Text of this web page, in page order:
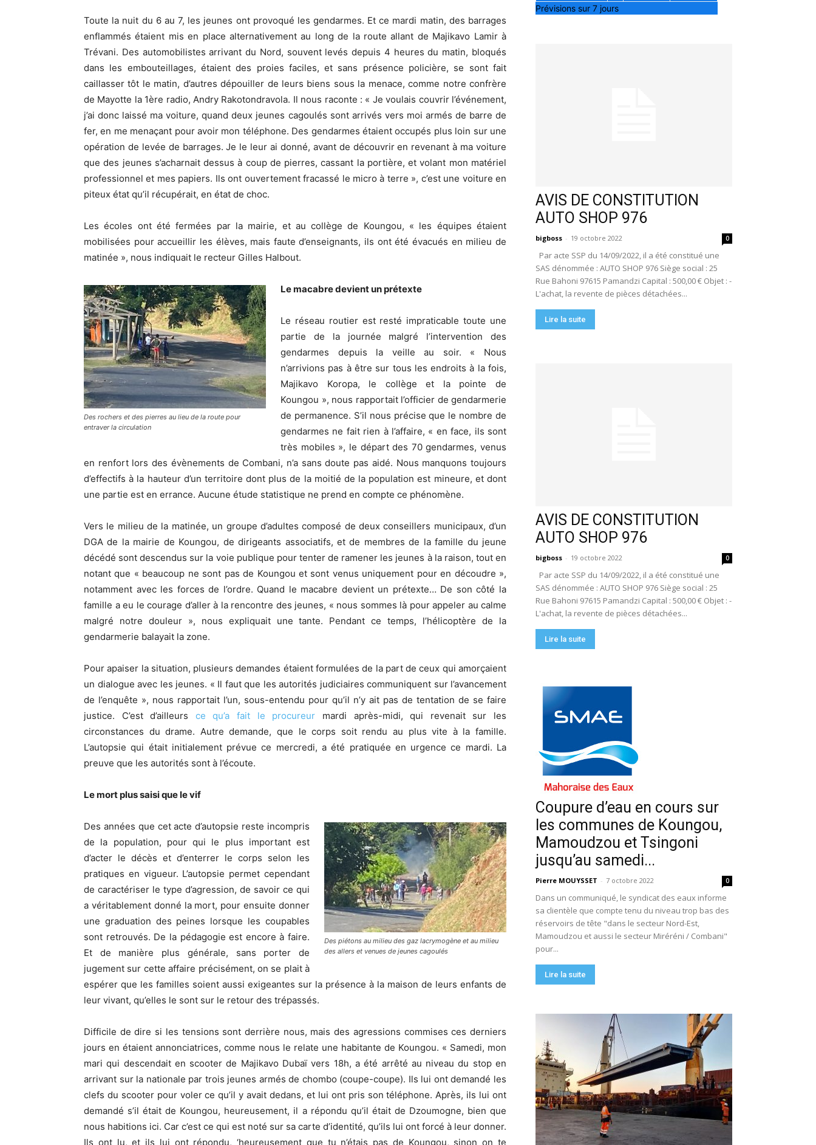
Toute la nuit du 6 au 7, les jeunes ont provoqué les gendarmes. Et ce mardi matin, des barrages
enflammés étaient mis en place alternativement au long de la route allant de Majikavo Lamir à
Trévani. Des automobilistes arrivant du Nord, souvent levés depuis 4 heures du matin, bloqués
dans les embouteillages, étaient des proies faciles, et sans présence policière, se sont fait
caillasser tôt le matin, d’autres dépouiller de leurs biens sous la menace, comme notre confrère
de Mayotte la 1ère radio, Andry Rakotondravola. Il nous raconte : « Je voulais couvrir l’événement,
j’ai donc laissé ma voiture, quand deux jeunes cagoulés sont arrivés vers moi armés de barre de
fer, en me menaçant pour avoir mon téléphone. Des gendarmes étaient occupés plus loin sur une
opération de levée de barrages. Je le leur ai donné, avant de découvrir en revenant à ma voiture
que des jeunes s’acharnait dessus à coup de pierres, cassant la portière, et volant mon matériel
professionnel et mes papiers. Ils ont ouvertement fracassé le micro à terre », c’est une voiture en
piteux état qu’il récupérait, en état de choc.
Les écoles ont été fermées par la mairie, et au collège de Koungou, « les équipes étaient
mobilisées pour accueillir les élèves, mais faute d’enseignants, ils ont été évacués en milieu de
matinée », nous indiquait le recteur Gilles Halbout.
Des rochers et des pierres au lieu de la route pour
entraver la circulation
Le macabre devient un prétexte
Le réseau routier est resté impraticable toute une
partie de la journée malgré l’intervention des
gendarmes depuis la veille au soir. « Nous
n’arrivions pas à être sur tous les endroits à la fois,
Majikavo Koropa, le collège et la pointe de
Koungou », nous rapportait l’officier de gendarmerie
de permanence. S’il nous précise que le nombre de
gendarmes ne fait rien à l’affaire, « en face, ils sont
très mobiles », le départ des 70 gendarmes, venus
en renfort lors des évènements de Combani, n’a sans doute pas aidé. Nous manquons toujours
d’effectifs à la hauteur d’un territoire dont plus de la moitié de la population est mineure, et dont
une partie est en errance. Aucune étude statistique ne prend en compte ce phénomène.
Vers le milieu de la matinée, un groupe d’adultes composé de deux conseillers municipaux, d’un
DGA de la mairie de Koungou, de dirigeants associatifs, et de membres de la famille du jeune
décédé sont descendus sur la voie publique pour tenter de ramener les jeunes à la raison, tout en
notant que « beaucoup ne sont pas de Koungou et sont venus uniquement pour en découdre »,
notamment avec les forces de l’ordre. Quand le macabre devient un prétexte… De son côté la
famille a eu le courage d’aller à la rencontre des jeunes, « nous sommes là pour appeler au calme
malgré notre douleur », nous expliquait une tante. Pendant ce temps, l’hélicoptère de la
gendarmerie balayait la zone.
Pour apaiser la situation, plusieurs demandes étaient formulées de la part de ceux qui amorçaient
un dialogue avec les jeunes. « Il faut que les autorités judiciaires communiquent sur l’avancement
de l’enquête », nous rapportait l’un, sous-entendu pour qu’il n’y ait pas de tentation de se faire
justice. C’est d’ailleurs ce qu’a fait le procureur mardi après-midi, qui revenait sur les
circonstances du drame. Autre demande, que le corps soit rendu au plus vite à la famille.
L’autopsie qui était initialement prévue ce mercredi, a été pratiquée en urgence ce mardi. La
preuve que les autorités sont à l’écoute.
Le mort plus saisi que le vif
Des piétons au milieu des gaz lacrymogène et au milieu
des allers et venues de jeunes cagoulés
Des années que cet acte d’autopsie reste incompris
de la population, pour qui le plus important est
d’acter le décès et d’enterrer le corps selon les
pratiques en vigueur. L’autopsie permet cependant
de caractériser le type d’agression, de savoir ce qui
a véritablement donné la mort, pour ensuite donner
une graduation des peines lorsque les coupables
sont retrouvés. De la pédagogie est encore à faire.
Et de manière plus générale, sans porter de
jugement sur cette affaire précisément, on se plait à
espérer que les familles soient aussi exigeantes sur la présence à la maison de leurs enfants de
leur vivant, qu’elles le sont sur le retour des trépassés.
Difficile de dire si les tensions sont derrière nous, mais des agressions commises ces derniers
jours en étaient annonciatrices, comme nous le relate une habitante de Koungou. « Samedi, mon
mari qui descendait en scooter de Majikavo Dubaï vers 18h, a été arrêté au niveau du stop en
arrivant sur la nationale par trois jeunes armés de chombo (coupe-coupe). Ils lui ont demandé les
clefs du scooter pour voler ce qu’il y avait dedans, et lui ont pris son téléphone. Après, ils lui ont
demandé s’il était de Koungou, heureusement, il a répondu qu’il était de Dzoumogne, bien que
nous habitions ici. Car c’est ce qui est noté sur sa carte d’identité, qu’ils lui ont forcé à leur donner.
Ils ont lu, et ils lui ont répondu, ‘heureusement que tu n’étais pas de Koungou, sinon on te
Prévisions sur 7 jours
AVIS DE CONSTITUTION
AUTO SHOP 976
bigboss - 19 octobre 2022 0
Par acte SSP du 14/09/2022, il a été constitué une
SAS dénommée : AUTO SHOP 976 Siège social : 25
Rue Bahoni 97615 Pamandzi Capital : 500,00 € Objet : -
L'achat, la revente de pièces détachées...
Lire la suite
AVIS DE CONSTITUTION
AUTO SHOP 976
bigboss - 19 octobre 2022 0
Par acte SSP du 14/09/2022, il a été constitué une
SAS dénommée : AUTO SHOP 976 Siège social : 25
Rue Bahoni 97615 Pamandzi Capital : 500,00 € Objet : -
L'achat, la revente de pièces détachées...
Lire la suite
Coupure d’eau en cours sur
les communes de Koungou,
Mamoudzou et Tsingoni
jusqu’au samedi...
Pierre MOUYSSET - 7 octobre 2022 0
Dans un communiqué, le syndicat des eaux informe
sa clientèle que compte tenu du niveau trop bas des
réservoirs de tête "dans le secteur Nord-Est,
Mamoudzou et aussi le secteur Miréréni / Combani"
pour...
Lire la suite